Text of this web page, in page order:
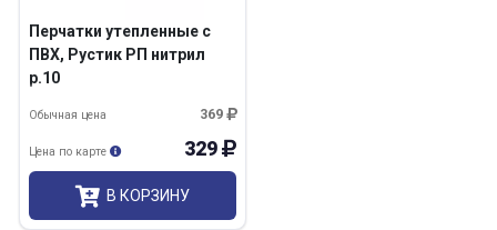
Перчатки утепленные с
ПВХ, Рустик РП нитрил
р.10
369
Обычная цена
329
Цена по карте
В КОРЗИНУ